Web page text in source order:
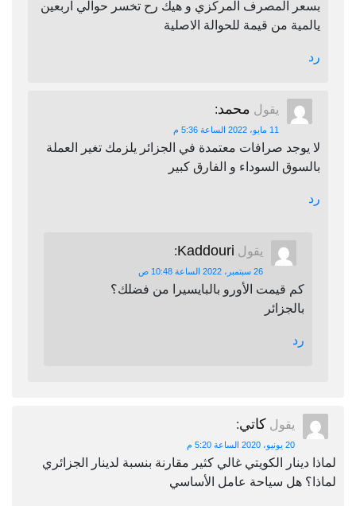
بسعر المصرف المركزي و هيك رح تخسر حوالي اربعين
يالمية من قيمة للحوالة الاصلية
رد
يقول محمد:
11 مايو، 2022 الساعة 5:36 م
لا يوجد صرافات معتمدة في الجزائر يلزمك تغير العملة
بالسوق السوداء و الفارق كبير
رد
يقول Kaddouri
:
26 سبتمبر، 2022 الساعة 10:48 ص
كم قيمت الأورو بالبايسيرا من فضلك؟
بالجزائر
رد
يقول كاتي:
20 يونيو، 2020 الساعة 5:20 م
لماذا دينار الكويتي غالي كثير مقارنة بنسبة لدينار الجزائري
لماذا؟ هل سياحة عامل الأساسي